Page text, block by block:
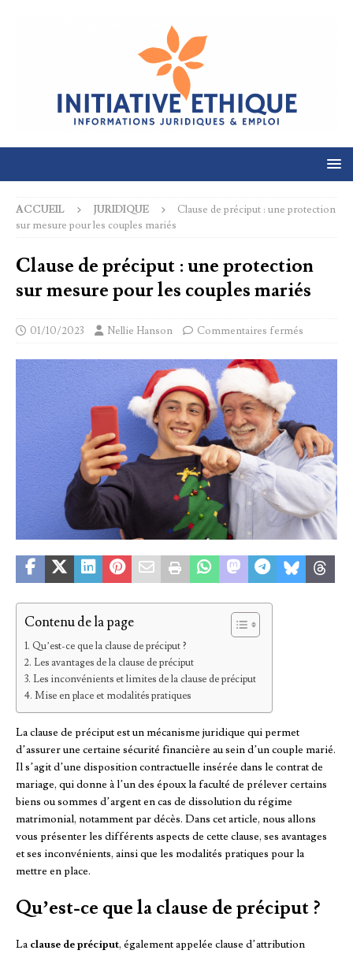
ACCUEIL JURIDIQUE
Clause de préciput : une protection
sur mesure pour les couples mariés
Clause de préciput : une protection
sur mesure pour les couples mariés
01/10/2023 Nellie Hanson Commentaires fermés
Contenu de la page
Qu’est-ce que la clause de préciput ?
Les avantages de la clause de préciput
Les inconvénients et limites de la clause de préciput
Mise en place et modalités pratiques
La clause de préciput est un mécanisme juridique qui permet
d’assurer une certaine sécurité financière au sein d’un couple marié.
Il s’agit d’une disposition contractuelle insérée dans le contrat de
mariage, qui donne à l’un des époux la faculté de prélever certains
biens ou sommes d’argent en cas de dissolution du régime
matrimonial, notamment par décès. Dans cet article, nous allons
vous présenter les différents aspects de cette clause, ses avantages
et ses inconvénients, ainsi que les modalités pratiques pour la
mettre en place.
Qu’est-ce que la clause de préciput ?
La clause de préciput, également appelée clause d’attribution